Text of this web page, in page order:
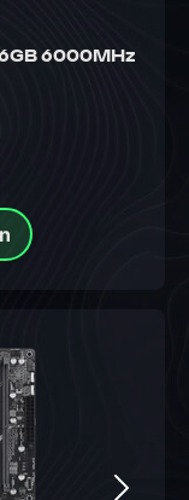
6000MHz